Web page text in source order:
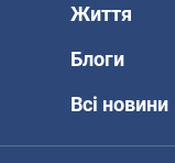
Життя
Блоги
Всі новини